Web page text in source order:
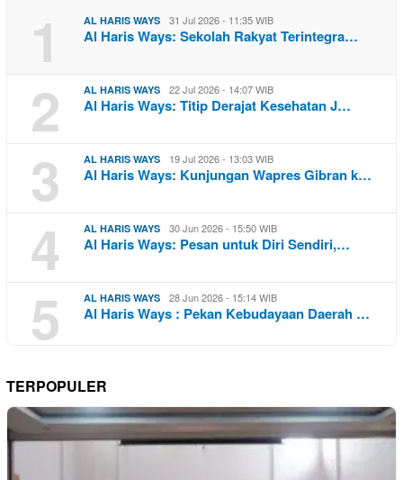
1 AL HARIS WAYS 31 Jul 2026 - 11:35 WIB
Al Haris Ways: Sekolah Rakyat Terintegra…
2 AL HARIS WAYS 22 Jul 2026 - 14:07 WIB
Al Haris Ways: Titip Derajat Kesehatan J…
3 AL HARIS WAYS 19 Jul 2026 - 13:03 WIB
Al Haris Ways: Kunjungan Wapres Gibran k…
4 AL HARIS WAYS 30 Jun 2026 - 15:50 WIB
Al Haris Ways: Pesan untuk Diri Sendiri,…
5 AL HARIS WAYS 28 Jun 2026 - 15:14 WIB
Al Haris Ways : Pekan Kebudayaan Daerah …
TERPOPULER